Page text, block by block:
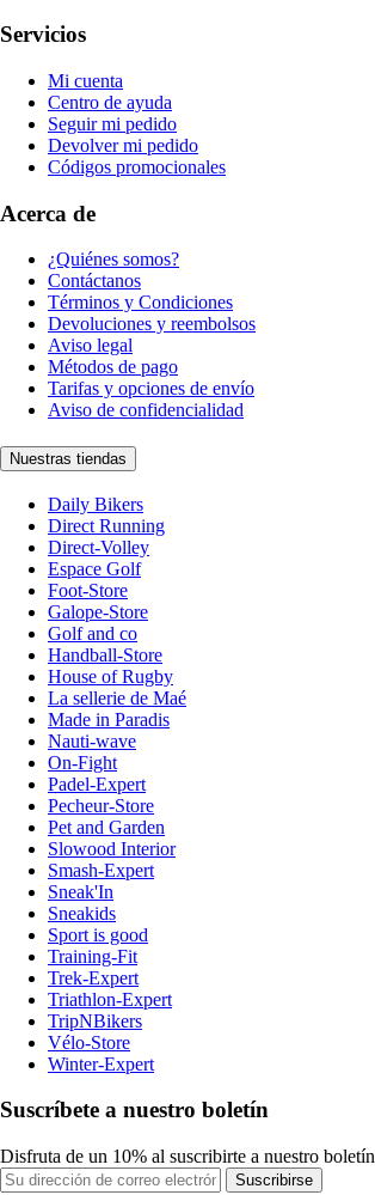
Servicios
Mi cuenta
Centro de ayuda
Seguir mi pedido
Devolver mi pedido
Códigos promocionales
Acerca de
¿Quiénes somos?
Contáctanos
Términos y Condiciones
Devoluciones y reembolsos
Aviso legal
Métodos de pago
Tarifas y opciones de envío
Aviso de confidencialidad
Nuestras tiendas
Daily Bikers
Direct Running
Direct-Volley
Espace Golf
Foot-Store
Galope-Store
Golf and co
Handball-Store
House of Rugby
La sellerie de Maé
Made in Paradis
Nauti-wave
On-Fight
Padel-Expert
Pecheur-Store
Pet and Garden
Slowood Interior
Smash-Expert
Sneak'In
Sneakids
Sport is good
Training-Fit
Trek-Expert
Triathlon-Expert
TripNBikers
Vélo-Store
Winter-Expert
Suscríbete a nuestro boletín
Disfruta de un 10% al suscribirte a nuestro boletín
Suscribirse